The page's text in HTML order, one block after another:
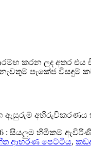
කරන ලද අතර එය
පැකේජ විසඳුම්
ඇසුරුම් අභිරුචිකරණය
: සියලුම හිමිකම්
ආභරණ පෙට්ටිය,